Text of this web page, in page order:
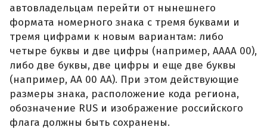
автовладельцам перейти от нынешнего
формата номерного знака с тремя буквами и
тремя цифрами к новым вариантам: либо
четыре буквы и две цифры (например, АААА 00),
либо две буквы, две цифры и еще две буквы
(например, АА 00 АА). При этом действующие
размеры знака, расположение кода региона,
обозначение RUS и изображение российского
флага должны быть сохранены.